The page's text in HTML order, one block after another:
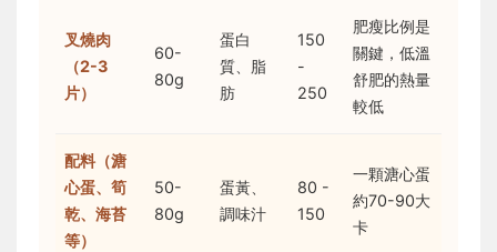
叉燒肉
（2-3
片）
60-
80g
蛋白
質、脂
肪
150
-
250
肥瘦比例是
關鍵，低溫
舒肥的熱量
較低
配料（溏
心蛋、筍
乾、海苔
等）
50-
80g
蛋黃、
調味汁
80 -
150
一顆溏心蛋
約70-90大
卡